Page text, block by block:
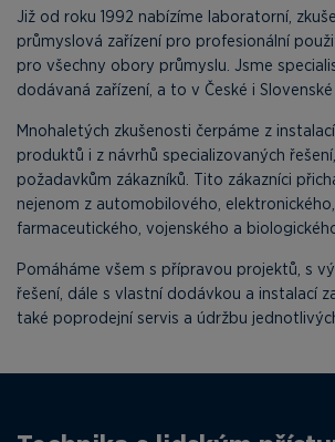
Již od roku 1992 nabízíme laboratorní,
průmyslová zařízení pro profesionální
pro všechny obory průmyslu. Jsme
dodávaná zařízení, a to v České i Slovenské
Mnohaletých zkušenosti čerpáme z
produktů i z návrhů specializovaných
požadavkům zákazníků. Tito zákazníci
nejenom z automobilového,
farmaceutického, vojenského a
Pomáháme všem s přípravou projektů, s
řešení, dále s vlastní dodávkou a instalací
také poprodejní servis a údržbu